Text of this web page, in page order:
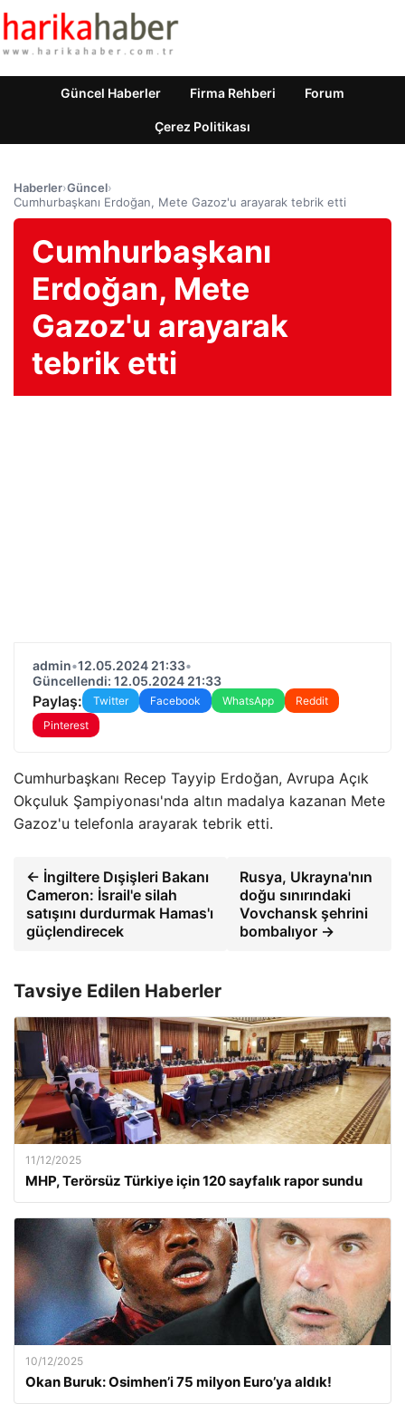
Güncel Haberler Firma Rehberi Forum
Çerez Politikası
Haberler›Güncel›
Cumhurbaşkanı Erdoğan, Mete Gazoz'u arayarak tebrik etti
Cumhurbaşkanı
Erdoğan, Mete
Gazoz'u arayarak
tebrik etti
admin•12.05.2024 21:33•
Güncellendi: 12.05.2024 21:33
Paylaş: Twitter Facebook WhatsApp
Reddit
Pinterest
Cumhurbaşkanı Recep Tayyip Erdoğan, Avrupa Açık
Okçuluk Şampiyonası'nda altın madalya kazanan Mete
Gazoz'u telefonla arayarak tebrik etti.
← İngiltere Dışişleri Bakanı
Cameron: İsrail'e silah
satışını durdurmak Hamas'ı
güçlendirecek
Rusya, Ukrayna'nın
doğu sınırındaki
Vovchansk şehrini
bombalıyor →
Tavsiye Edilen Haberler
11/12/2025
MHP, Terörsüz Türkiye için 120 sayfalık rapor sundu
10/12/2025
Okan Buruk: Osimhen’i 75 milyon Euro’ya aldık!